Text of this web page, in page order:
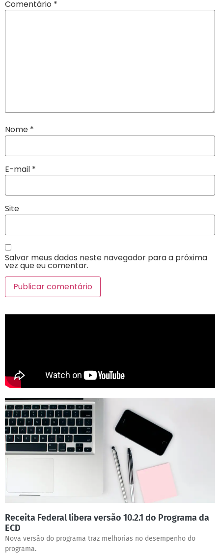
Comentário *
Nome *
E-mail *
Site
Salvar meus dados neste navegador para a próxima
vez que eu comentar.
Receita Federal libera versão 10.2.1 do Programa da
ECD
Nova versão do programa traz melhorias no desempenho do
programa.